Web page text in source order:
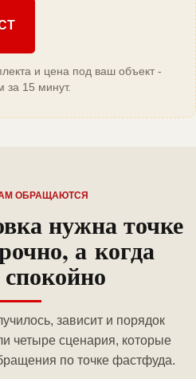
и цена под ваш объект -
за 15 минут.
ОБРАЩАЮТСЯ
нужна точке
а когда
зависит и порядок
четыре сценария, которые
по точке фастфуда.